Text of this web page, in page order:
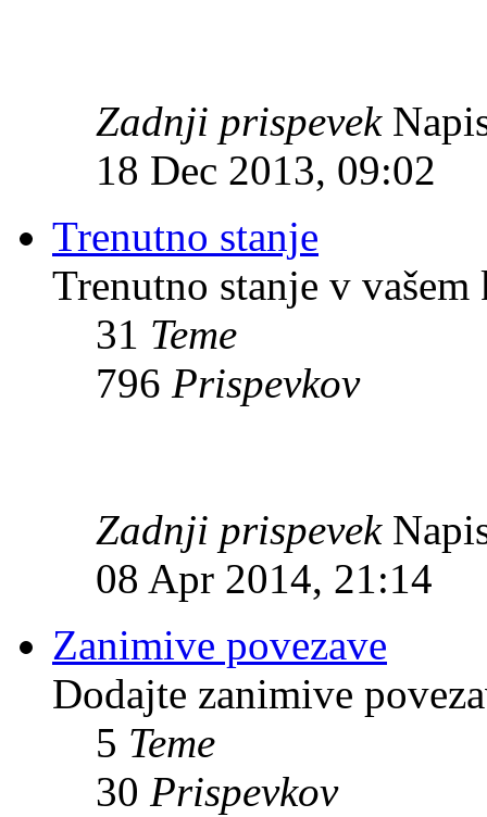
Zadnji prispevek
18 Dec 2013, 09:02
Trenutno stanje
Trenutno stanje v vašem
31 Teme
796 Prispevkov
Zadnji prispevek
08 Apr 2014, 21:14
Zanimive povezave
Dodajte zanimive
5 Teme
30 Prispevkov